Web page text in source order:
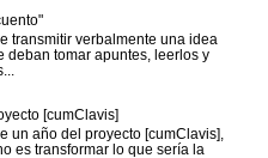
transmitir verbalmente una idea
deban tomar apuntes, leerlos y
[cumClavis]
un año del proyecto [cumClavis],
es transformar lo que sería la